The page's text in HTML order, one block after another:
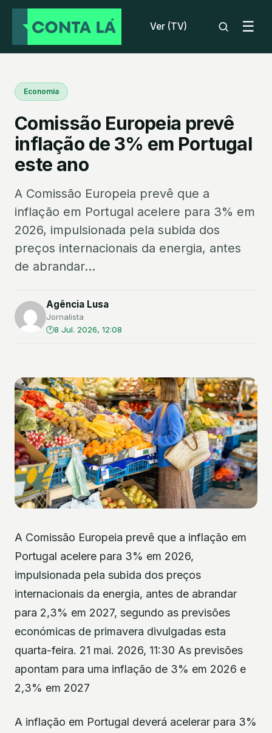
Ver (TV) ☰
Economia
Comissão Europeia prevê
inflação de 3% em Portugal
este ano
A Comissão Europeia prevê que a
inflação em Portugal acelere para 3% em
2026, impulsionada pela subida dos
preços internacionais da energia, antes
de abrandar...
Agência Lusa
Jornalista
8 Jul. 2026, 12:08
A Comissão Europeia prevê que a inflação em
Portugal acelere para 3% em 2026,
impulsionada pela subida dos preços
internacionais da energia, antes de abrandar
para 2,3% em 2027, segundo as previsões
económicas de primavera divulgadas esta
quarta-feira. 21 mai. 2026, 11:30 As previsões
apontam para uma inflação de 3% em 2026 e
2,3% em 2027
A inflação em Portugal deverá acelerar para 3%